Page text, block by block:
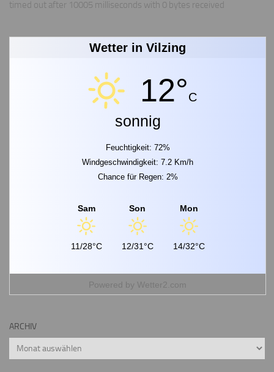
timed out after 10005 milliseconds with 0 bytes received
Wetter in Vilzing
12°C
sonnig
Feuchtigkeit: 72%
Windgeschwindigkeit: 7.2 Km/h
Chance für Regen: 2%
Sam
11/28°C
Son
12/31°C
Mon
14/32°C
Powered by Wetter2.com
ARCHIV
Archiv